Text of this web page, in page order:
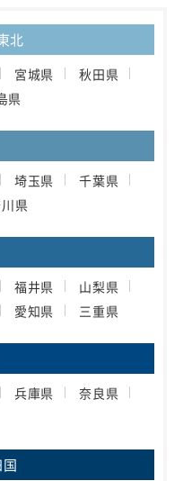
北
宮城県
秋田県
県
埼玉県
千葉県
県
福井県
山梨県
愛知県 三重県
兵庫県
奈良県